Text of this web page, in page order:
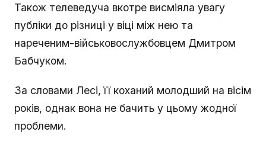
Також телеведуча вкотре висміяла увагу
публіки до різниці у віці між нею та
нареченим-військовослужбовцем Дмитром
Бабчуком.
За словами Лесі, її коханий молодший на вісім
років, однак вона не бачить у цьому жодної
проблеми.